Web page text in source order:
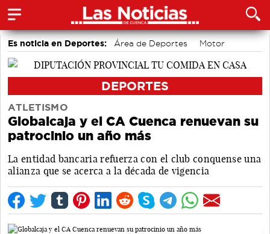
Es noticia en Deportes: Área de Deportes
Motor
Bádminton
Piragüismo
DEPORTES
ATLETISMO
Globalcaja y el CA Cuenca renuevan su
patrocinio un año más
La entidad bancaria refuerza con el club conquense una
alianza que se acerca a la década de vigencia